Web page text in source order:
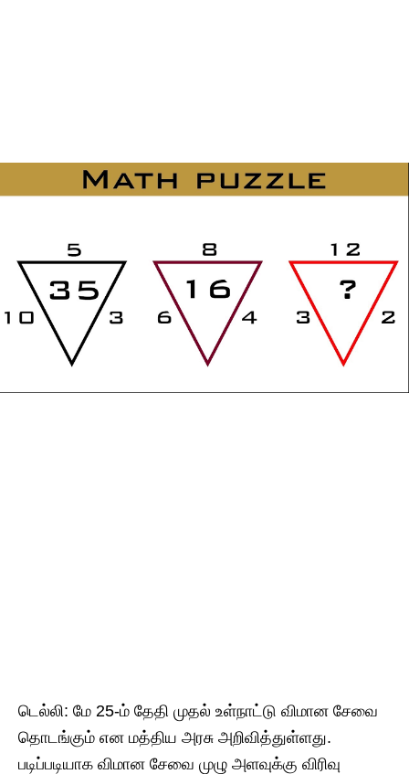
டெல்லி: மே 25-ம் தேதி முதல் உள்நாட்டு விமான சேவை
தொடங்கும் என மத்திய அரசு அறிவித்துள்ளது.
படிப்படியாக விமான சேவை முழு அளவுக்கு விரிவு